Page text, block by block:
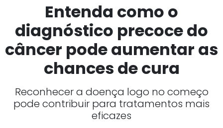
Entenda como o
diagnóstico precoce do
câncer pode aumentar as
chances de cura
Reconhecer a doença logo no começo
pode contribuir para tratamentos mais
eficazes